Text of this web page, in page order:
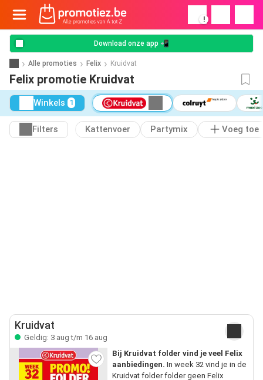
!
Download onze app 📲
Alle promoties Felix Kruidvat
Felix promotie Kruidvat
Winkels 1
Filters Kattenvoer Partymix Voeg toe
Kruidvat
Geldig: 3 aug t/m 16 aug
Bij Kruidvat folder vind je veel Felix
aanbiedingen. In week 32 vind je in de
Kruidvat folder folder geen Felix